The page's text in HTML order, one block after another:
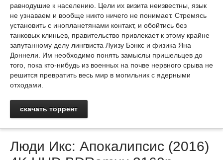
равнодушие к населению. Цели их визита неизвестны, язык
не узнаваем и вообще никто ничего не понимает. Стремясь
установить с инопланетянами контакт, и обойтись без
танковых клиньев, правительство привлекает к этому крайне
запутанному делу лингвиста Луизу Бэнкс и физика Яна
Доннели. Им необходимо понять замыслы пришельцев до
того, пока кто-нибудь из военных на почве нервного срыва не
решится превратить весь мир в могильник с ядерными
отходами.
скачать торрент
Люди Икс: Апокалипсис (2016)